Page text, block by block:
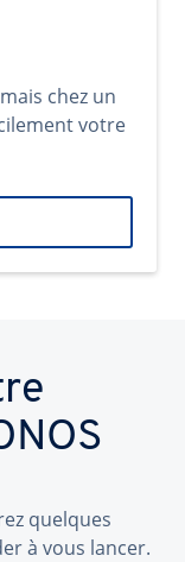
chez un
votre
quelques
à vous lancer.